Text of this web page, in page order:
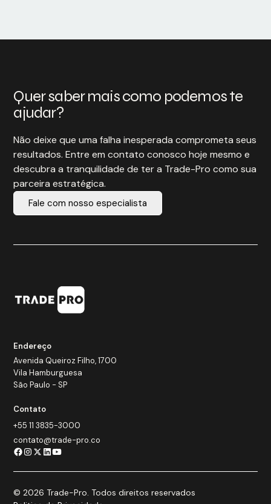
Quer saber mais como podemos te
ajudar?
Não deixe que uma falha inesperada comprometa seus
resultados. Entre em contato conosco hoje mesmo e
descubra a tranquilidade de ter a Trade-Pro como sua
parceira estratégica.
Fale com nosso especialista
Endereço
Avenida Queiroz Filho, 1700
Vila Hamburguesa
São Paulo - SP
Contato
+55 11 3835-3000
contato@trade-pro.co
© 2026 Trade-Pro. Todos direitos reservados